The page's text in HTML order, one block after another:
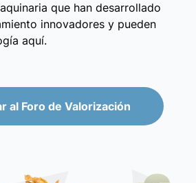
que han desarrollado
innovadores y pueden
aquí.
al Foro de Valorización